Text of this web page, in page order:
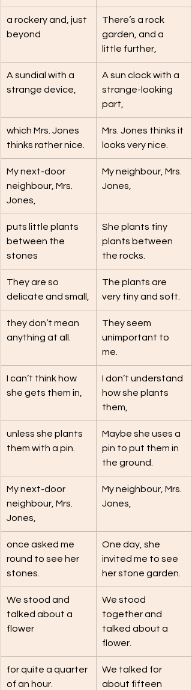
a rockery and, just
beyond
There’s a rock
garden, and a
little further,
A sundial with a
strange device,
A sun clock with a
strange-looking
part,
which Mrs. Jones
thinks rather nice.
Mrs. Jones thinks it
looks very nice.
My next-door
neighbour, Mrs.
Jones,
My neighbour, Mrs.
Jones,
puts little plants
between the
stones
She plants tiny
plants between
the rocks.
They are so
delicate and small,
The plants are
very tiny and soft.
they don’t mean
anything at all.
They seem
unimportant to
me.
I can’t think how
she gets them in,
I don’t understand
how she plants
them,
unless she plants
them with a pin.
Maybe she uses a
pin to put them in
the ground.
My next-door
neighbour, Mrs.
Jones,
My neighbour, Mrs.
Jones,
once asked me
round to see her
stones.
One day, she
invited me to see
her stone garden.
We stood and
talked about a
flower
We stood
together and
talked about a
flower.
for quite a quarter
of an hour.
We talked for
about fifteen